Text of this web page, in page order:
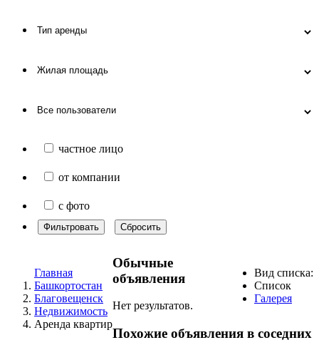
частное лицо
от компании
с фото
Фильтровать Сбросить
Главная
Башкортостан
Благовещенск
Недвижимость
Аренда квартир
Вид списка:
Список
Галерея
Обычные
объявления
Нет результатов.
Похожие объявления в соседних